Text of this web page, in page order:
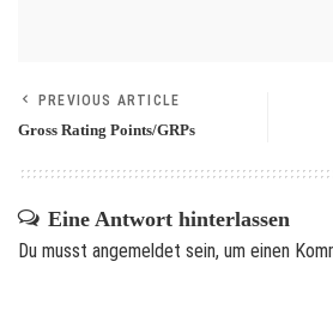
PREVIOUS ARTICLE
Gross Rating Points/GRPs
Eine Antwort hinterlassen
Du musst angemeldet sein, um einen